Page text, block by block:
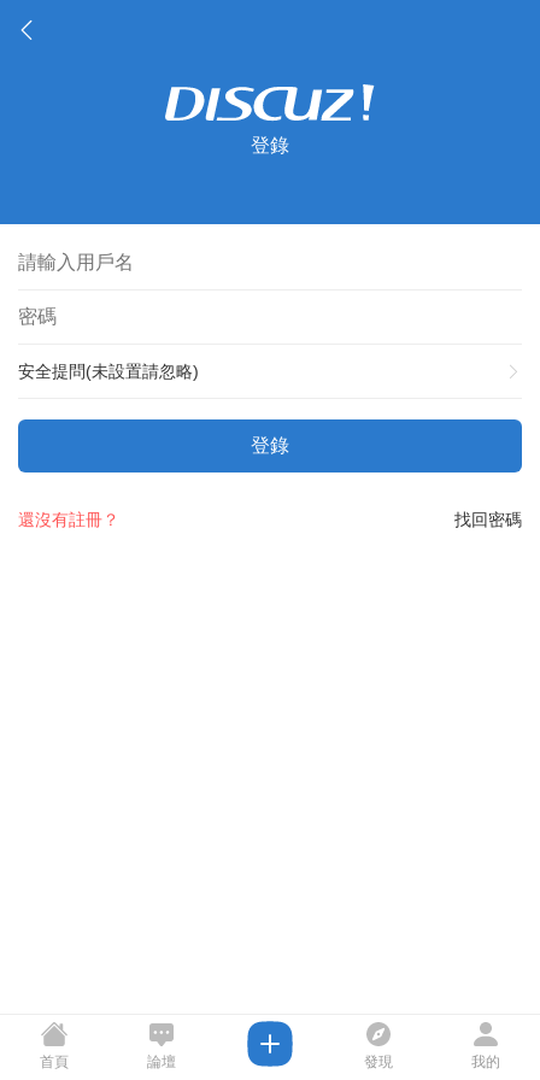
登錄
安全提問(未設置請忽略)
登錄
找回密碼
還沒有註冊？
首頁 論壇 發現 我的